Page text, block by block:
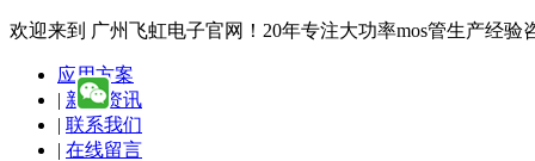
欢迎来到 广州飞虹电子官网！20年专注大功率mos管生产经验
应用方案
| 新闻资讯
| 联系我们
| 在线留言